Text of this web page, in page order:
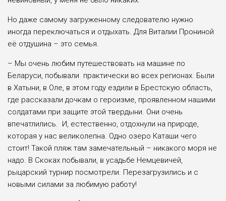
Но даже самому загруженному следователю нужно
иногда переключаться и отдыхать. Для Виталии Прониной
её отдушина – это семья.
– Мы очень любим путешествовать на машине по
Беларуси, побывали практически во всех регионах. Были
в Хатыни, в Оле, в этом году ездили в Брестскую область,
где рассказали дочкам о героизме, проявленном нашими
солдатами при защите этой твердыни. Они очень
впечатлились. И, естественно, отдохнули на природе,
которая у нас великолепна. Одно озеро Каташи чего
стоит! Такой пляж там замечательный – никакого моря не
надо. В Скоках побывали, в усадьбе Немцевичей,
рыцарский турнир посмотрели. Перезагрузились и с
новыми силами за любимую работу!